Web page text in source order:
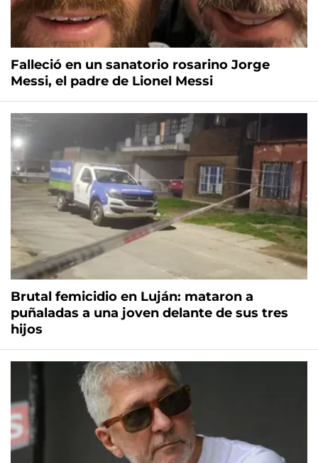
Falleció en un sanatorio rosarino Jorge
Messi, el padre de Lionel Messi
Brutal femicidio en Luján: mataron a
puñaladas a una joven delante de sus tres
hijos